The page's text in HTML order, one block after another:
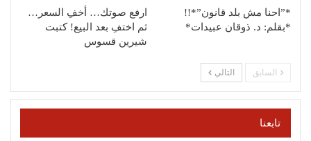
*”احنا مش بلد قانون”*!!
*بقلم: د. ذوقان عبيدات*
ارفع صوتك… أخفِ السعر…
ثم اختفِ بعد البيع! كتبت
شيرين قسوس
السابق التالي
تابعنا